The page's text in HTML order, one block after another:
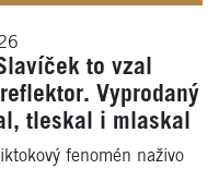
to vzal
Vyprodaný
tleskal i mlaskal
fenomén naživo